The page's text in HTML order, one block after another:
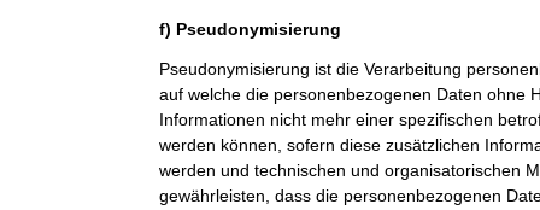
f) Pseudonymisierung
Pseudonymisierung ist die Verarbeitung
auf welche die personenbezogenen Daten ohne
Informationen nicht mehr einer spezifischen
werden können, sofern diese zusätzlichen
werden und technischen und organisatorischen
gewährleisten, dass die personenbezogenen